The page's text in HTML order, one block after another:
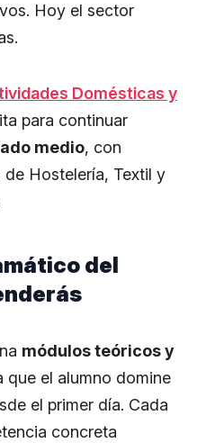
Hoy el sector
Domésticas y
para continuar
medio, con
de Hostelería, Textil y
del
módulos teóricos y
que el alumno domine
el primer día. Cada
concreta